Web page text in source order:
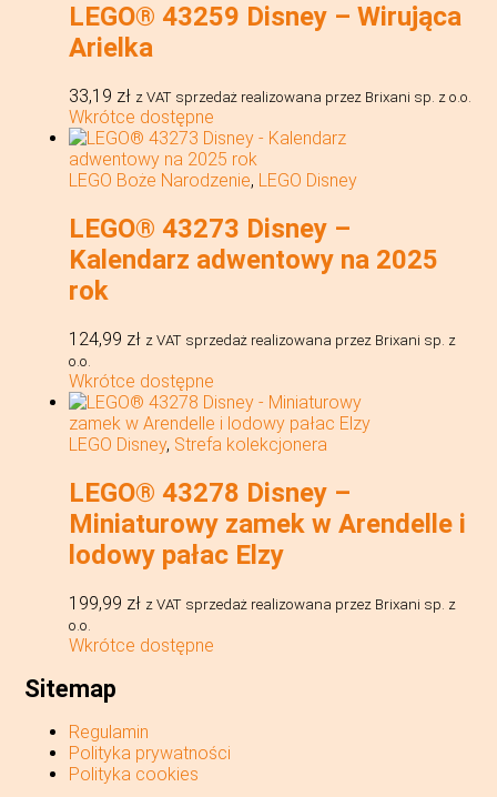
LEGO® 43259 Disney – Wirująca
Arielka
33,19 zł z VAT sprzedaż realizowana przez Brixani sp. z o.o.
Wkrótce dostępne
LEGO Boże Narodzenie, LEGO Disney
LEGO® 43273 Disney –
Kalendarz adwentowy na 2025
rok
124,99 zł z VAT sprzedaż realizowana przez Brixani sp. z
o.o.
Wkrótce dostępne
LEGO Disney, Strefa kolekcjonera
LEGO® 43278 Disney –
Miniaturowy zamek w Arendelle i
lodowy pałac Elzy
199,99 zł z VAT sprzedaż realizowana przez Brixani sp. z
o.o.
Wkrótce dostępne
Sitemap
Regulamin
Polityka prywatności
Polityka cookies